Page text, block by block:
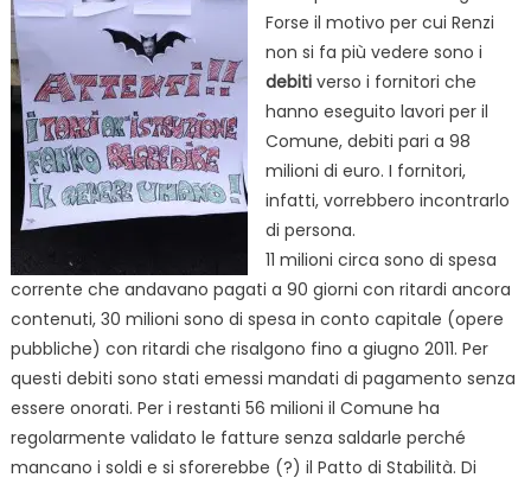
Forse il motivo per cui Renzi
non si fa più vedere sono i
debitiverso i fornitori che
hanno eseguito lavori per il
Comune, debiti pari a 98
milioni di euro. I fornitori,
infatti, vorrebbero incontrarlo
di persona.
11 milioni circa sono di spesa
corrente che andavano pagati a 90 giorni con ritardi ancora
contenuti, 30 milioni sono di spesa in conto capitale (opere
pubbliche) con ritardi che risalgono fino a giugno 2011. Per
questi debiti sono stati emessi mandati di pagamento senza
essere onorati. Per i restanti 56 milioni il Comune ha
regolarmente validato le fatture senza saldarle perché
mancano i soldi e si sforerebbe (?) il Patto di Stabilità. Di